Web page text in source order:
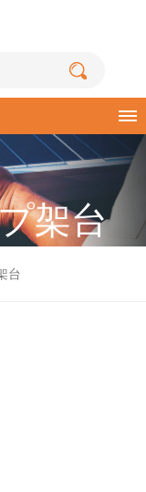
架台
台